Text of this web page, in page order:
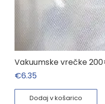
Vakuumske vrečke
€6.35
Dodaj v košarico